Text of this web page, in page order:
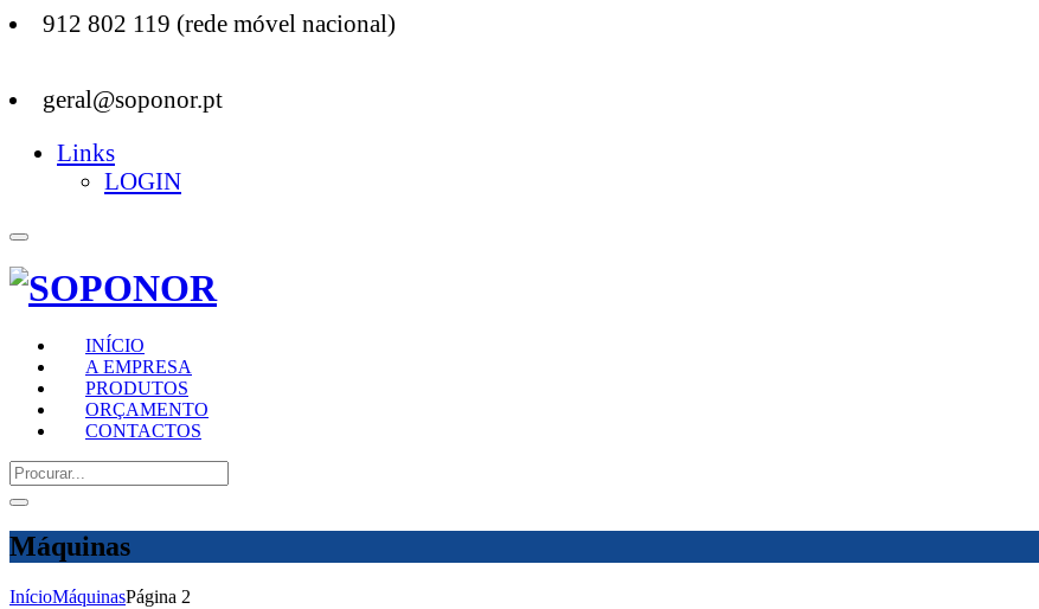
912 802 119 (rede móvel nacional)
geral@soponor.pt
Links
LOGIN
INÍCIO
A EMPRESA
PRODUTOS
ORÇAMENTO
CONTACTOS
Máquinas
InícioMáquinasPágina 2